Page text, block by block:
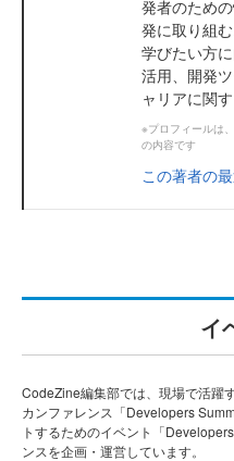
発者のため
発に取り組
学びたい方
活用、開発
ャリアに関
※プロフィールは
の内容です
この著者の
イ
CodeZine編集部では、現場で活躍
カンファレンス「Developers
トするためのイベント「
ンスを企画・運営しています。